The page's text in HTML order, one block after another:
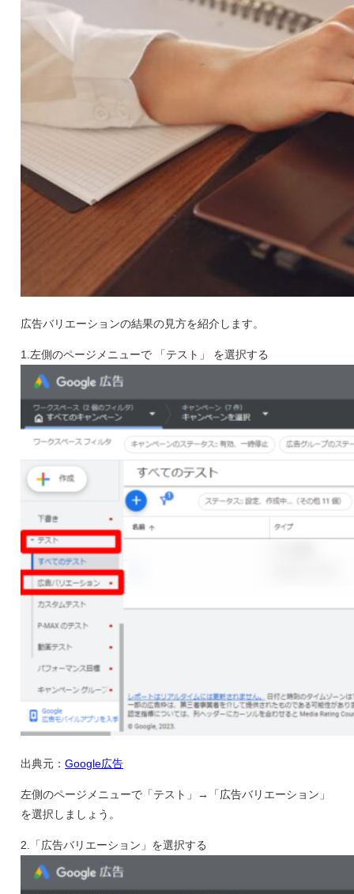
広告バリエーションの結果の見方を紹介します。
1.左側のページメニューで 「テスト」 を選択する
出典元：Google広告
左側のページメニューで「テスト」→「広告バリエーション」
を選択しましょう。
2.「広告バリエーション」を選択する